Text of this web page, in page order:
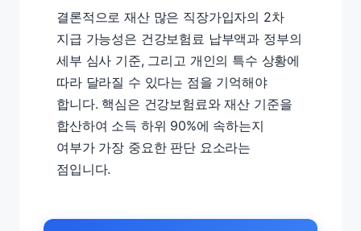
결론적으로 재산 많은 직장가입자의 2차
지급 가능성은 건강보험료 납부액과 정부의
세부 심사 기준, 그리고 개인의 특수 상황에
따라 달라질 수 있다는 점을 기억해야
합니다. 핵심은 건강보험료와 재산 기준을
합산하여 소득 하위 90%에 속하는지
여부가 가장 중요한 판단 요소라는
점입니다.